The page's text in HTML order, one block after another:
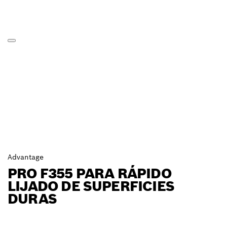
Advantage
PRO F355 PARA RÁPIDO
LIJADO DE SUPERFICIES
DURAS